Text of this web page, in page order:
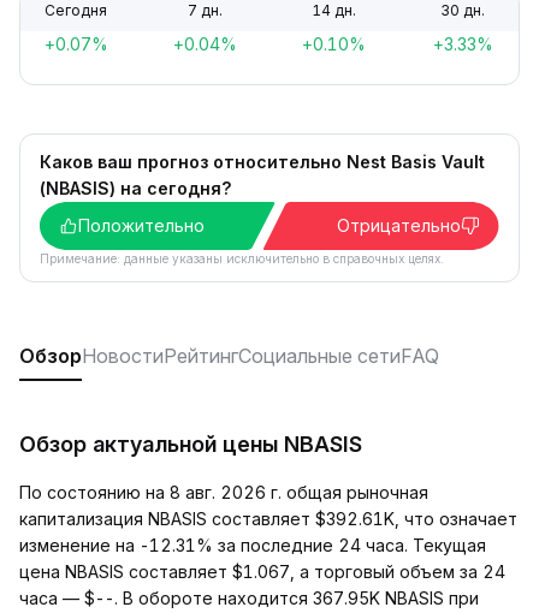
Сегодня 7 дн. 14 дн. 30 дн.
+0.07% +0.04% +0.10% +3.33%
Каков ваш прогноз относительно Nest Basis Vault
(NBASIS) на сегодня?
Положительно
Отрицательно
Примечание: данные указаны исключительно в справочных целях.
ОбзорНовостиРейтингСоциальные сетиFAQ
Обзор актуальной цены NBASIS
По состоянию на 8 авг. 2026 г. общая рыночная
капитализация NBASIS составляет $392.61K, что означает
изменение на -12.31% за последние 24 часа. Текущая
цена NBASIS составляет $1.067, а торговый объем за 24
часа — $--. В обороте находится 367.95K NBASIS при